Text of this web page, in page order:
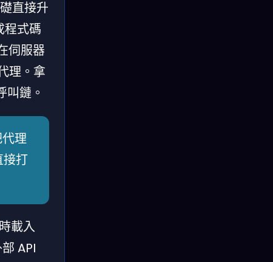
直接升
式碼
伺服器
理。拿
鏈。
理
打
載入
API